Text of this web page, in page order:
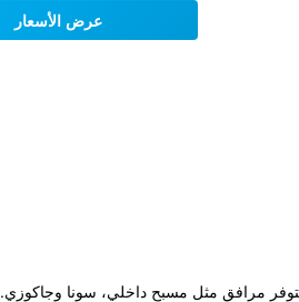
عرض الأسعار
مرافق مثل مسبح داخلي، سونا وجاكوزي.